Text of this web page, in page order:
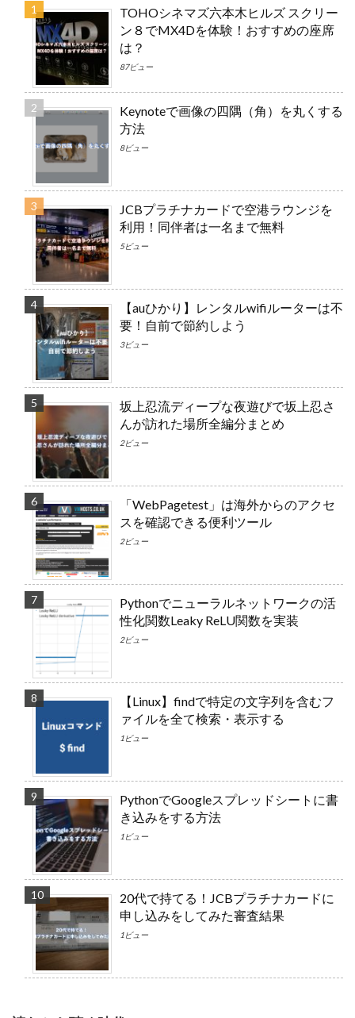
TOHOシネマズ六本木ヒルズ スクリー
ン８でMX4Dを体験！おすすめの座席
は？
87ビュー
Keynoteで画像の四隅（角）を丸くする
方法
8ビュー
JCBプラチナカードで空港ラウンジを
利用！同伴者は一名まで無料
5ビュー
【auひかり】レンタルwifiルーターは不
要！自前で節約しよう
3ビュー
坂上忍流ディープな夜遊びで坂上忍さ
んが訪れた場所全編分まとめ
2ビュー
「WebPagetest」は海外からのアクセ
スを確認できる便利ツール
2ビュー
Pythonでニューラルネットワークの活
性化関数Leaky ReLU関数を実装
2ビュー
【Linux】findで特定の文字列を含むフ
ァイルを全て検索・表示する
1ビュー
PythonでGoogleスプレッドシートに書
き込みをする方法
1ビュー
20代で持てる！JCBプラチナカードに
申し込みをしてみた審査結果
1ビュー